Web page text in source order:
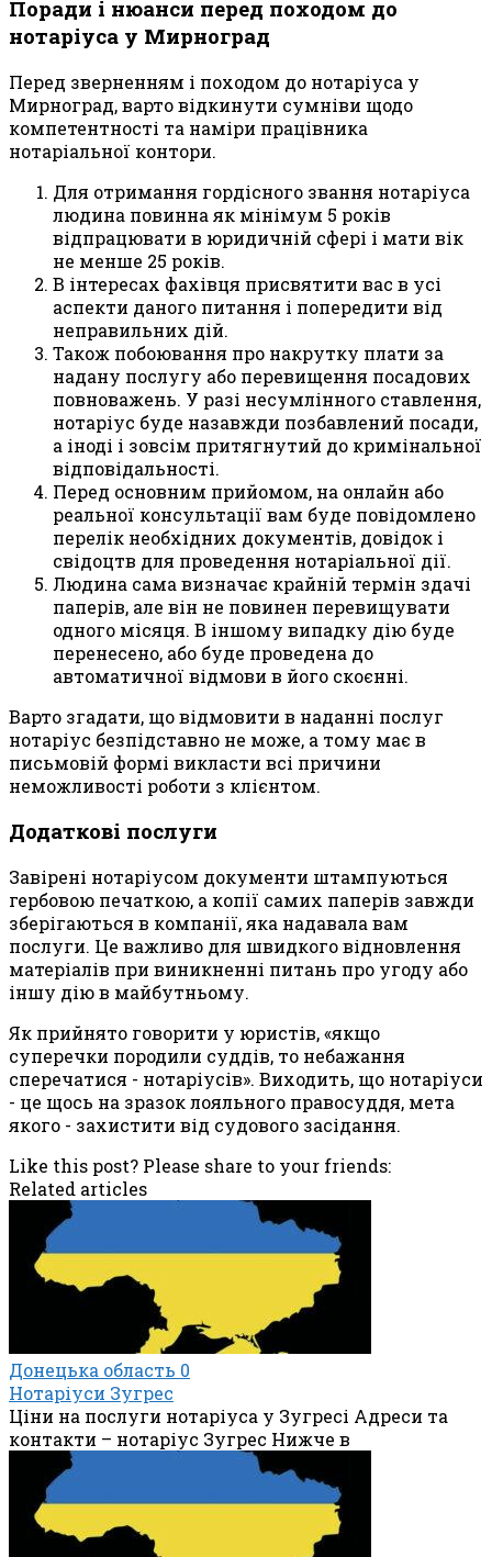
Поради і нюанси перед походом до
нотаріуса у Мирноград
Перед зверненням і походом до нотаріуса у
Мирноград, варто відкинути сумніви щодо
компетентності та наміри працівника
нотаріальної контори.
Для отримання гордісного звання нотаріуса
людина повинна як мінімум 5 років
відпрацювати в юридичній сфері і мати вік
не менше 25 років.
В інтересах фахівця присвятити вас в усі
аспекти даного питання і попередити від
неправильних дій.
Також побоювання про накрутку плати за
надану послугу або перевищення посадових
повноважень. У разі несумлінного ставлення,
нотаріус буде назавжди позбавлений посади,
а іноді і зовсім притягнутий до кримінальної
відповідальності.
Перед основним прийомом, на онлайн або
реальної консультації вам буде повідомлено
перелік необхідних документів, довідок і
свідоцтв для проведення нотаріальної дії.
Людина сама визначає крайній термін здачі
паперів, але він не повинен перевищувати
одного місяця. В іншому випадку дію буде
перенесено, або буде проведена до
автоматичної відмови в його скоєнні.
Варто згадати, що відмовити в наданні послуг
нотаріус безпідставно не може, а тому має в
письмовій формі викласти всі причини
неможливості роботи з клієнтом.
Додаткові послуги
Завірені нотаріусом документи штампуються
гербовою печаткою, а копії самих паперів завжди
зберігаються в компанії, яка надавала вам
послуги. Це важливо для швидкого відновлення
матеріалів при виникненні питань про угоду або
іншу дію в майбутньому.
Як прийнято говорити у юристів, «якщо
суперечки породили суддів, то небажання
сперечатися - нотаріусів». Виходить, що нотаріуси
- це щось на зразок лояльного правосуддя, мета
якого - захистити від судового засідання.
Like this post? Please share to your friends:
Related articles
Донецька область 0
Нотаріуси Зугрес
Ціни на послуги нотаріуса у Зугресі Адреси та
контакти – нотаріус Зугрес Нижче в